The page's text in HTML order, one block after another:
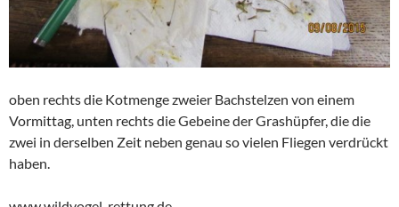
oben rechts die Kotmenge zweier Bachstelzen von einem
Vormittag, unten rechts die Gebeine der Grashüpfer, die die
zwei in derselben Zeit neben genau so vielen Fliegen verdrückt
haben.